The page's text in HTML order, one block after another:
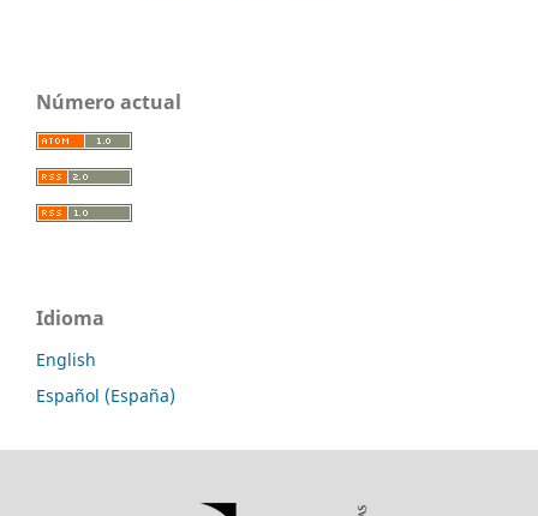
Número actual
Idioma
English
Español (España)